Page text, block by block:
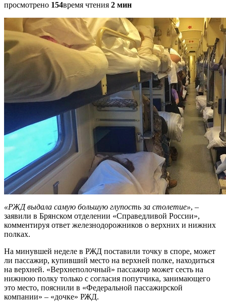
просмотрено 154время чтения 2 мин
«РЖД выдала самую большую глупость за столетие», –
заявили в Брянском отделении «Справедливой России»,
комментируя ответ железнодорожников о верхних и нижних
полках.
На минувшей неделе в РЖД поставили точку в споре, может
ли пассажир, купивший место на верхней полке, находиться
на верхней. «Верхнеполочный» пассажир может сесть на
нижнюю полку только с согласия попутчика, занимающего
это место, пояснили в «Федеральной пассажирской
компании» – «дочке» РЖД.